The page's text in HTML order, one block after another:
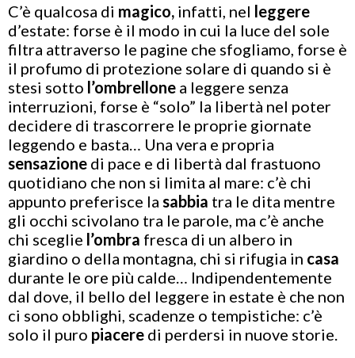
C’è qualcosa di magico, infatti, nel leggere
d’estate: forse è il modo in cui la luce del sole
filtra attraverso le pagine che sfogliamo, forse è
il profumo di protezione solare di quando si è
stesi sotto l’ombrellone a leggere senza
interruzioni, forse è “solo” la libertà nel poter
decidere di trascorrere le proprie giornate
leggendo e basta… Una vera e propria
sensazione di pace e di libertà dal frastuono
quotidiano che non si limita al mare: c’è chi
appunto preferisce la sabbia tra le dita mentre
gli occhi scivolano tra le parole, ma c’è anche
chi sceglie l’ombra fresca di un albero in
giardino o della montagna, chi si rifugia in casa
durante le ore più calde… Indipendentemente
dal dove, il bello del leggere in estate è che non
ci sono obblighi, scadenze o tempistiche: c’è
solo il puro piacere di perdersi in nuove storie.